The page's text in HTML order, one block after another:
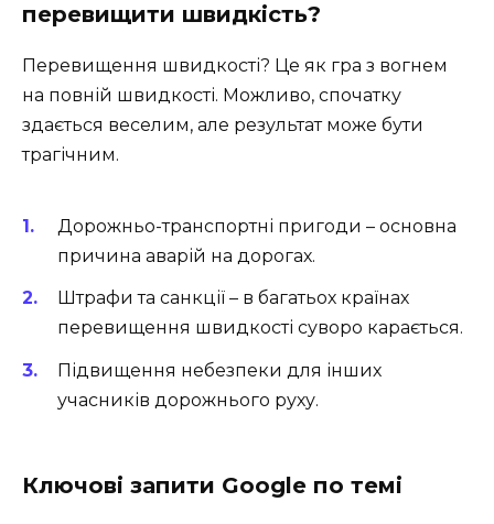
перевищити швидкість?
Перевищення швидкості? Це як гра з вогнем
на повній швидкості. Можливо, спочатку
здається веселим, але результат може бути
трагічним.
Дорожньо-транспортні пригоди – основна
причина аварій на дорогах.
Штрафи та санкції – в багатьох країнах
перевищення швидкості суворо карається.
Підвищення небезпеки для інших
учасників дорожнього руху.
Ключові запити Google по темі